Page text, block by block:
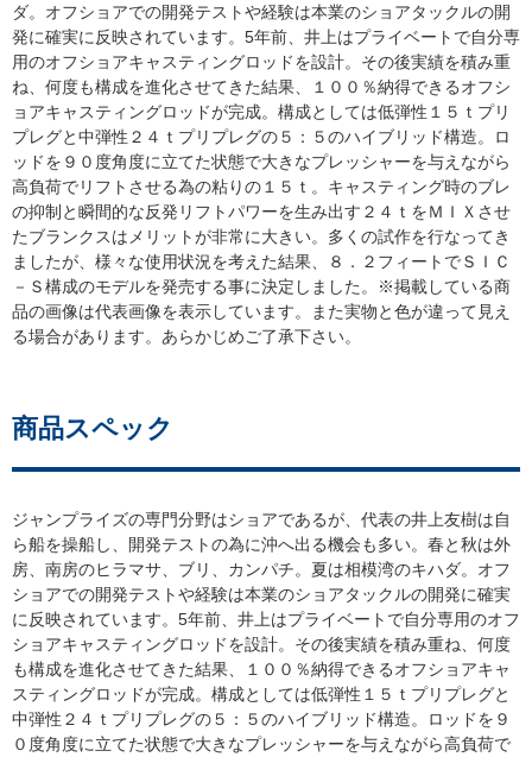
ダ。オフショアでの開発テストや経験は本業のショアタックルの開
発に確実に反映されています。5年前、井上はプライベートで自分専
用のオフショアキャスティングロッドを設計。その後実績を積み重
ね、何度も構成を進化させてきた結果、１００％納得できるオフシ
ョアキャスティングロッドが完成。構成としては低弾性１５ｔプリ
プレグと中弾性２４ｔプリプレグの５：５のハイブリッド構造。ロ
ッドを９０度角度に立てた状態で大きなプレッシャーを与えながら
高負荷でリフトさせる為の粘りの１５ｔ。キャスティング時のブレ
の抑制と瞬間的な反発リフトパワーを生み出す２４ｔをＭＩＸさせ
たブランクスはメリットが非常に大きい。多くの試作を行なってき
ましたが、様々な使用状況を考えた結果、８．２フィートでＳＩＣ
－Ｓ構成のモデルを発売する事に決定しました。※掲載している商
品の画像は代表画像を表示しています。また実物と色が違って見え
る場合があります。あらかじめご了承下さい。
商品スペック
ジャンプライズの専門分野はショアであるが、代表の井上友樹は自
ら船を操船し、開発テストの為に沖へ出る機会も多い。春と秋は外
房、南房のヒラマサ、ブリ、カンパチ。夏は相模湾のキハダ。オフ
ショアでの開発テストや経験は本業のショアタックルの開発に確実
に反映されています。5年前、井上はプライベートで自分専用のオフ
ショアキャスティングロッドを設計。その後実績を積み重ね、何度
も構成を進化させてきた結果、１００％納得できるオフショアキャ
スティングロッドが完成。構成としては低弾性１５ｔプリプレグと
中弾性２４ｔプリプレグの５：５のハイブリッド構造。ロッドを９
０度角度に立てた状態で大きなプレッシャーを与えながら高負荷で